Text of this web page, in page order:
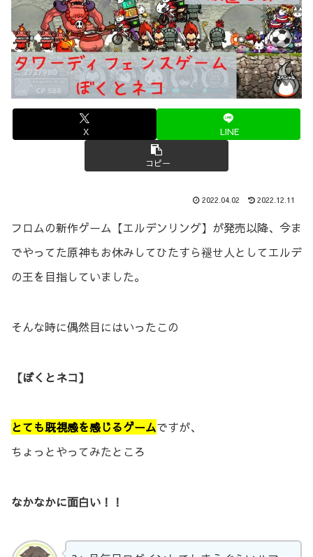
X LINE
コピー
2022.04.02 2022.12.11
フロムの新作ゲーム【エルデンリング】が発売以降、今ま
でやってた原神もお休みしてひたすら褪せ人としてエルデ
の王を目指していました。
そんな時に偶然目にはいったこの
【ぼくとネコ】
とても既視感を感じるゲームですが、
ちょっとやってみたところ
なかなかに面白い！！